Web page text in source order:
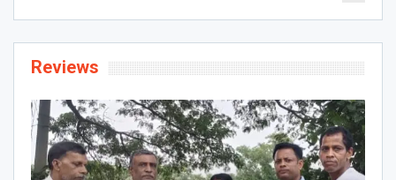
Reviews